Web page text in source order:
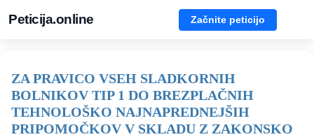
Peticija.online Začnite peticijo
ZA PRAVICO VSEH SLADKORNIH
BOLNIKOV TIP 1 DO BREZPLAČNIH
TEHNOLOŠKO NAJNAPREDNEJŠIH
PRIPOMOČKOV V SKLADU Z ZAKONSKO